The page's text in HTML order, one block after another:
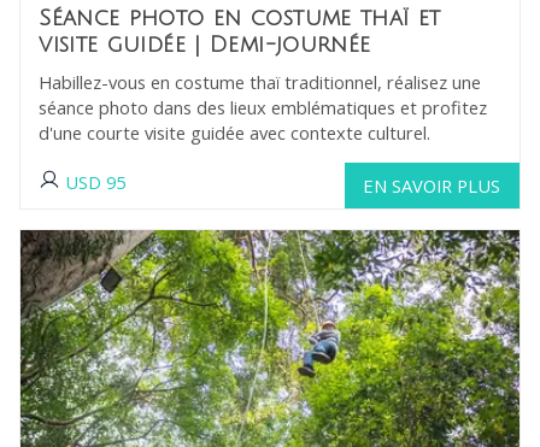
Séance photo en costume thaï et
visite guidée| Demi-journée
Habillez-vous en costume thaï traditionnel, réalisez une
séance photo dans des lieux emblématiques et profitez
d'une courte visite guidée avec contexte culturel.
USD 95 EN SAVOIR PLUS